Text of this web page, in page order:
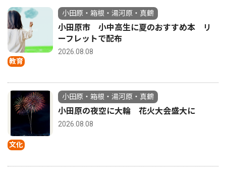
教育
小田原・箱根・湯河原・真鶴
小田原市 小中高生に夏のおすすめ本 リ
ーフレットで配布
2026.08.08
文化
小田原・箱根・湯河原・真鶴
小田原の夜空に大輪 花火大会盛大に
2026.08.08